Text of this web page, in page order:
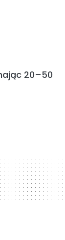
20–50